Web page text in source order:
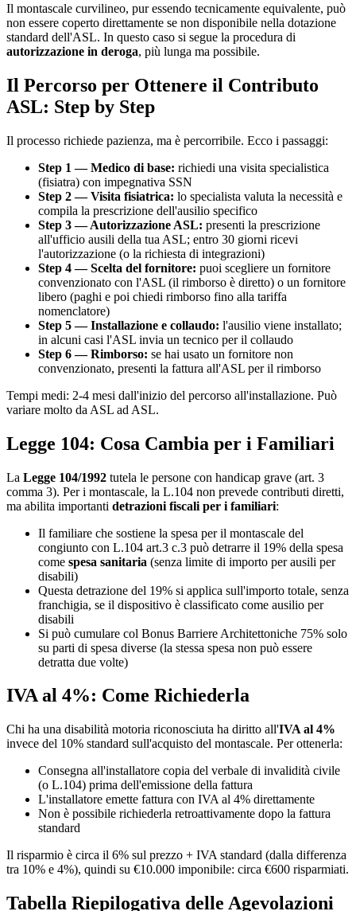
Il montascale curvilineo, pur essendo tecnicamente equivalente, può
non essere coperto direttamente se non disponibile nella dotazione
standard dell'ASL. In questo caso si segue la procedura di
autorizzazione in deroga, più lunga ma possibile.
Il Percorso per Ottenere il Contributo
ASL: Step by Step
Il processo richiede pazienza, ma è percorribile. Ecco i passaggi:
Step 1 — Medico di base: richiedi una visita specialistica
(fisiatra) con impegnativa SSN
Step 2 — Visita fisiatrica: lo specialista valuta la necessità e
compila la prescrizione dell'ausilio specifico
Step 3 — Autorizzazione ASL: presenti la prescrizione
all'ufficio ausili della tua ASL; entro 30 giorni ricevi
l'autorizzazione (o la richiesta di integrazioni)
Step 4 — Scelta del fornitore: puoi scegliere un fornitore
convenzionato con l'ASL (il rimborso è diretto) o un fornitore
libero (paghi e poi chiedi rimborso fino alla tariffa
nomenclatore)
Step 5 — Installazione e collaudo: l'ausilio viene installato;
in alcuni casi l'ASL invia un tecnico per il collaudo
Step 6 — Rimborso: se hai usato un fornitore non
convenzionato, presenti la fattura all'ASL per il rimborso
Tempi medi: 2-4 mesi dall'inizio del percorso all'installazione. Può
variare molto da ASL ad ASL.
Legge 104: Cosa Cambia per i Familiari
La Legge 104/1992 tutela le persone con handicap grave (art. 3
comma 3). Per i montascale, la L.104 non prevede contributi diretti,
ma abilita importanti detrazioni fiscali per i familiari:
Il familiare che sostiene la spesa per il montascale del
congiunto con L.104 art.3 c.3 può detrarre il 19% della spesa
come spesa sanitaria (senza limite di importo per ausili per
disabili)
Questa detrazione del 19% si applica sull'importo totale, senza
franchigia, se il dispositivo è classificato come ausilio per
disabili
Si può cumulare col Bonus Barriere Architettoniche 75% solo
su parti di spesa diverse (la stessa spesa non può essere
detratta due volte)
IVA al 4%: Come Richiederla
Chi ha una disabilità motoria riconosciuta ha diritto all'IVA al 4%
invece del 10% standard sull'acquisto del montascale. Per ottenerla:
Consegna all'installatore copia del verbale di invalidità civile
(o L.104) prima dell'emissione della fattura
L'installatore emette fattura con IVA al 4% direttamente
Non è possibile richiederla retroattivamente dopo la fattura
standard
Il risparmio è circa il 6% sul prezzo + IVA standard (dalla differenza
tra 10% e 4%), quindi su €10.000 imponibile: circa €600 risparmiati.
Tabella Riepilogativa delle Agevolazioni